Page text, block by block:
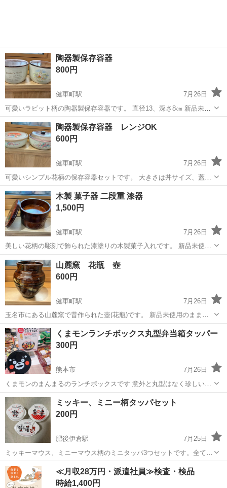
陶器製保存容器
800円
健軍町駅
7月26日
可愛いラビット柄の陶器製保存容器です。 直径13、深さ8㎝ 新品未使
用のまま長期自宅保管していたお品です。 本体には割れや欠け、目立
つ擦れなどはなく非常に綺麗な状態です。 （※古いお品であることを
ご理解の上、ご購入をお願い...
熊本 熊本市 健軍町駅 食器
陶器製保存容器 レンジOK
600円
健軍町駅
7月26日
可愛いシンプル花柄の保存容器セットです。 大きさは丼サイズ、蓋が
2種類あり、レンジOKです 新品未使用のまま長期自宅保管していたお
品です。 本体には割れや欠け、目立つ擦れなどはなく非常に綺麗な状
態です。 （※自宅保管である...
熊本 熊本市 健軍町駅 食器 容器
木製 菓子器 二段重 漆器
1,500円
健軍町駅
7月26日
美しい花柄の彫刻で飾られた漆塗りの木製菓子入れです。 新品未使用
のまま長期自宅保管していたお品です。 本体には割れや欠け、目立つ
擦れなどはなく非常に綺麗な状態です。 （※古いお品であることをご
理解の上、ご購入をお願いいたし...
熊本 熊本市 健軍町駅 食器
山麓窯 花瓶 壺
600円
健軍町駅
7月26日
玉名市にある山麓窯で昔作られた壺(花瓶)です。 新品未使用のまま長
期自宅保管していたお品です。 本体には割れや欠け、目立つ擦れなど
はなく非常に綺麗な状態です。 （※古いお品であることをご理解の
上、ご購入をお願いいたします。...
熊本 熊本市 健軍町駅 食器
くまモンランチボックス丸型弁当箱タッパー
300円
熊本市
7月26日
くまモンのまんまるのランチボックスです 意外と丸型はなく珍しい形
です かわいいです♪ 断捨離しています♪ おもちゃ、レゴマリオ 、イン
テリア雑貨、アウトドア用品、知育玩具、服etc. 1人っ子ですのでいず
れも状態のいい...
熊本 熊本市 食器 くまモン
ミッキー、ミニー柄タッパセット
200円
肥後伊倉駅
7月25日
ミッキーマウス、ミニーマウス柄のミニタッパ3つセットです。全て新
品です。 耐熱温度・・・140℃ 耐冷温度・・・➖20℃ 大きさは内側の
サイズで、 円形は8.5cm、楕円形は10.5cmです。 又、楕円形のタッパ
には蒸気穴...
熊本 玉名市 肥後伊倉駅 食器
≪月収28万円・派遣社員≫検査・検品
時給1,400円